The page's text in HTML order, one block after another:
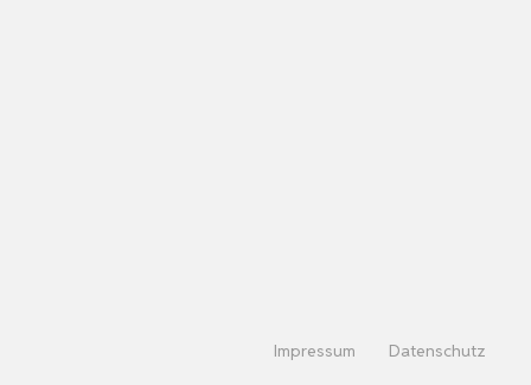
Impressum Datenschutz